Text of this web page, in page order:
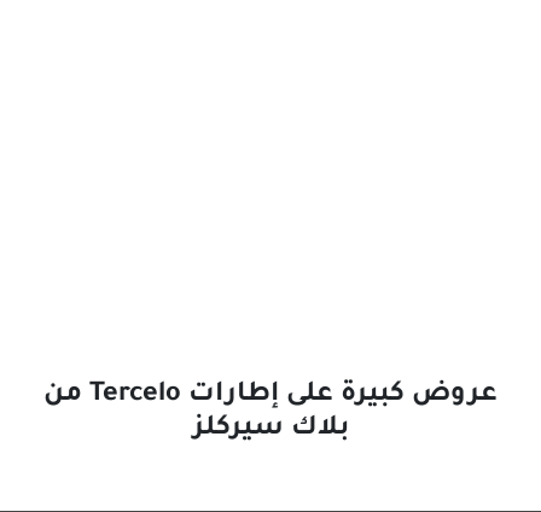
عروض كبيرة على إطارات Tercelo من
بلاك سيركلز